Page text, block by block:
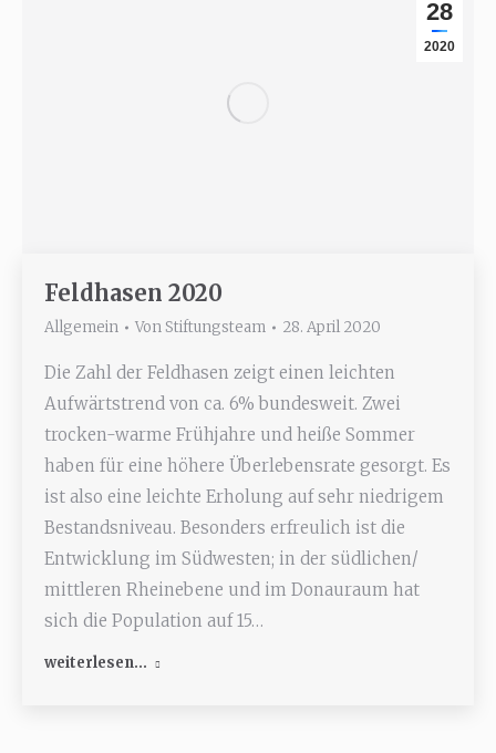
28
2020
Feldhasen 2020
Allgemein Von Stiftungsteam 28. April 2020
Die Zahl der Feldhasen zeigt einen leichten
Aufwärtstrend von ca. 6% bundesweit. Zwei
trocken-warme Frühjahre und heiße Sommer
haben für eine höhere Überlebensrate gesorgt. Es
ist also eine leichte Erholung auf sehr niedrigem
Bestandsniveau. Besonders erfreulich ist die
Entwicklung im Südwesten; in der südlichen/
mittleren Rheinebene und im Donauraum hat
sich die Population auf 15…
weiterlesen...